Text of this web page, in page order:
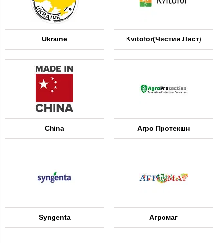
Ukraine Kvitofor(Чистий Лист)
China Агро Протекшн
Syngenta Агромаг